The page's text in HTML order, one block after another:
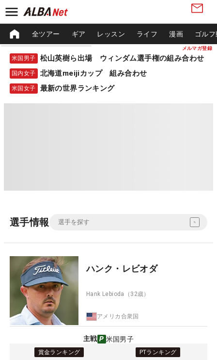
メルマガ登録
全ツアー ギア レッスン ライフ 漫画 ゴル
米国男子 松山英樹ら出場 ウィンダム選手権の組み合わせ
国内女子 北海道meijiカップ 組み合わせ
米国女子 最新の世界ランキング
選手情報
ハンク・レビオダ
Hank Lebioda （32歳）
アメリカ合衆国
主戦 米国男子
賞金ランキング PTランキング